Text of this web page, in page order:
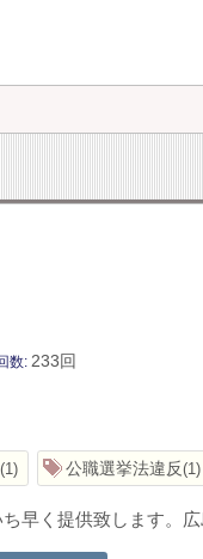
数 233回
1 公職選挙法違反 1
早く提供致します。